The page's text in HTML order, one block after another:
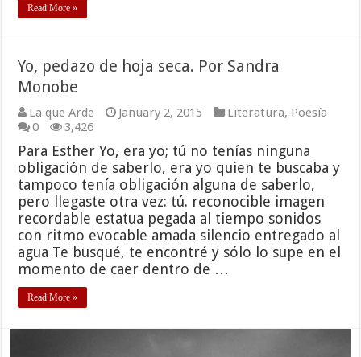
Read More »
Yo, pedazo de hoja seca. Por Sandra
Monobe
La que Arde January 2, 2015 Literatura, Poesía
0
3,426
Para Esther Yo, era yo; tú no tenías ninguna
obligación de saberlo, era yo quien te buscaba y
tampoco tenía obligación alguna de saberlo,
pero llegaste otra vez: tú. reconocible imagen
recordable estatua pegada al tiempo sonidos
con ritmo evocable amada silencio entregado al
agua Te busqué, te encontré y sólo lo supe en el
momento de caer dentro de …
Read More »